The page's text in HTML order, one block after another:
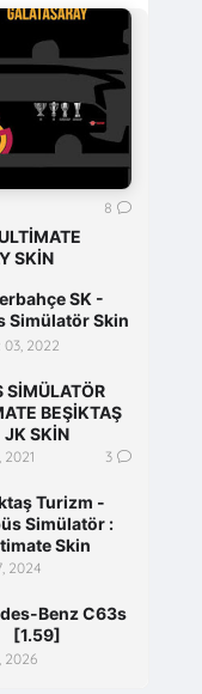
SKİN
8
SK -
Simülatör Skin
2022
SİMÜLATÖR
BEŞİKTAŞ
JK SKİN
2021 3
Turizm -
Simülatör :
Skin
2024
Benz C63s
[1.59]
2026